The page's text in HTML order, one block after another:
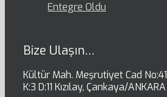
Entegre Oldu
Bize Ulaşın…
Kültür Mah. Meşrutiyet Cad No:41
K:3 D:11 Kızılay, Çankaya/ANKARA